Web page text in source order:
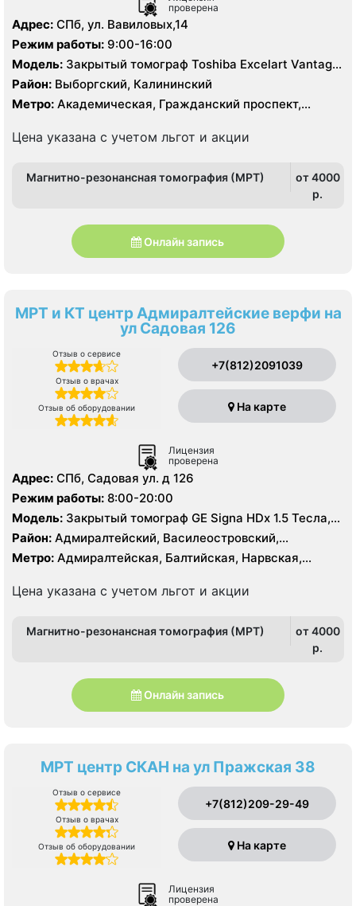
проверена
Адрес: СПб, ул. Вавиловых,14
Режим работы: 9:00-16:00
Модель: Закрытый томограф Toshiba Excelart Vantage
Atlas X 1.5 Тесла, КТ Toshiba Aquillion 64 среза, КТ
Toshiba Aquillion 16 срезов
Район: Выборгский, Калининский
Метро: Академическая, Гражданский проспект,
Цена указана с учетом льгот и акции
Магнитно-резонансная томография (МРТ)
от 4000
p.
Онлайн запись
МРТ и КТ центр Адмиралтейские верфи на
ул Садовая 126
Отзыв о сервисе
Отзыв о врачах
Отзыв об оборудовании
+7(812)2091039
На карте
Лицензия
проверена
Адрес: СПб, Садовая ул. д 126
Режим работы: 8:00-20:00
Модель: Закрытый томограф GE Signa HDx 1.5 Тесла,
КТ Aquilion PRIME Toshiba Medical System Corporation
160 срезов
Район: Адмиралтейский, Василеостровский,
Кировский, Центральный
Метро: Адмиралтейская, Балтийская, Нарвская,
Цена указана с учетом льгот и акции
Магнитно-резонансная томография (МРТ)
от 4000
p.
Онлайн запись
МРТ центр СКАН на ул Пражская 38
Отзыв о сервисе
Отзыв о врачах
Отзыв об оборудовании
+7(812)209-29-49
На карте
Лицензия
проверена